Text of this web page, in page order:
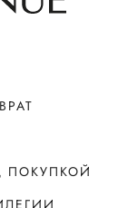
ПОКУПКОЙ